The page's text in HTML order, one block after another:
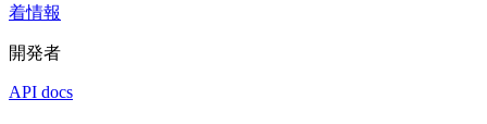
着情報
開発者
API docs